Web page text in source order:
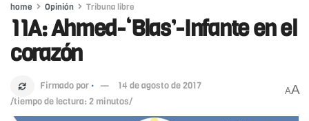
home Opinión Tribuna libre
11A: Ahmed-‘Blas’-Infante en el
corazón
Firmado por ·
14 de agosto de 2017
/tiempo de lectura: 2 minutos/
AA